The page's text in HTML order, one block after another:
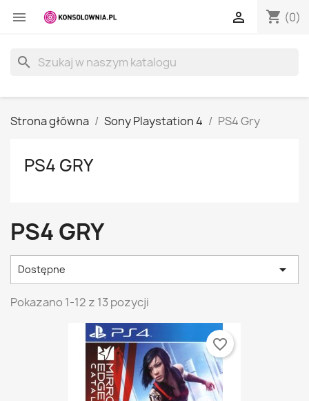
 shopping_cart (0)

search
Strona główna Sony Playstation 4 PS4 Gry
PS4 GRY
PS4 GRY
Dostępne 
Pokazano 1-12 z 13 pozycji
favorite_border